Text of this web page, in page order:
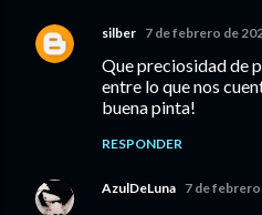
silber 7 de febrero de
Que preciosidad de
entre lo que nos
buena pinta!
RESPONDER
AzulDeLuna 7 de febrero